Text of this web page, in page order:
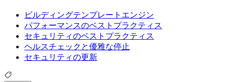
ビルディングテンプレートエンジン
パフォーマンスのベストプラクティス
セキュリティのベストプラクティス
ヘルスチェックと優雅な停止
セキュリティの更新